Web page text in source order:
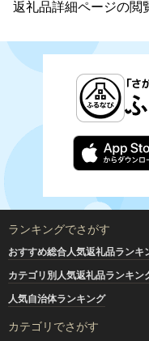
返礼品詳細ページの閲
ランキングでさがす
おすすめ総合人気返礼品ランキ
カテゴリ別人気返礼品ランキン
人気自治体ランキング
カテゴリでさがす